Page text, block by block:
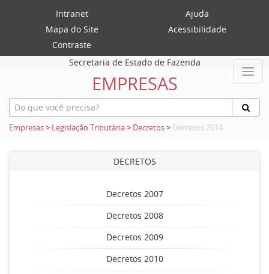
Intranet
Ajuda
Mapa do Site
Acessibilidade
Contraste
Secretaria de Estado de Fazenda
EMPRESAS
Empresas> Legislação Tributária> Decretos> Decretos 2014
DECRETOS
Decretos 2007
Decretos 2008
Decretos 2009
Decretos 2010